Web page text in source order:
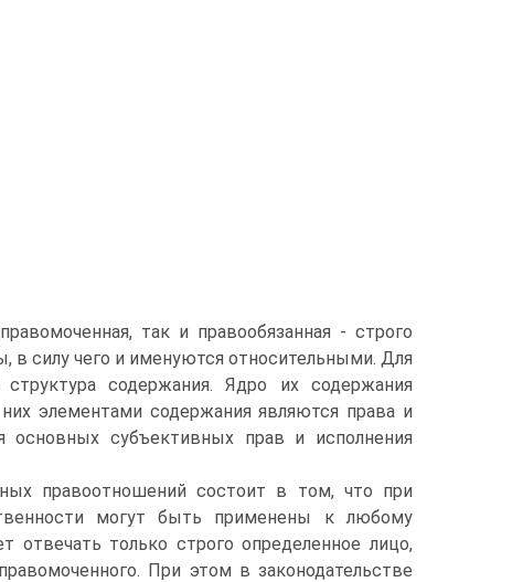
так и правообязанная - строго
в силу чего и именуются относительными. Для
содержания. Ядро их содержания
элементами содержания являются права и
основных субъективных прав и исполнения
правоотношений состоит в том, что при
могут быть применены к любому
отвечать только строго определенное лицо,
При этом в законодательстве